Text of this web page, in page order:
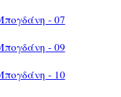
- 07
- 09
- 10